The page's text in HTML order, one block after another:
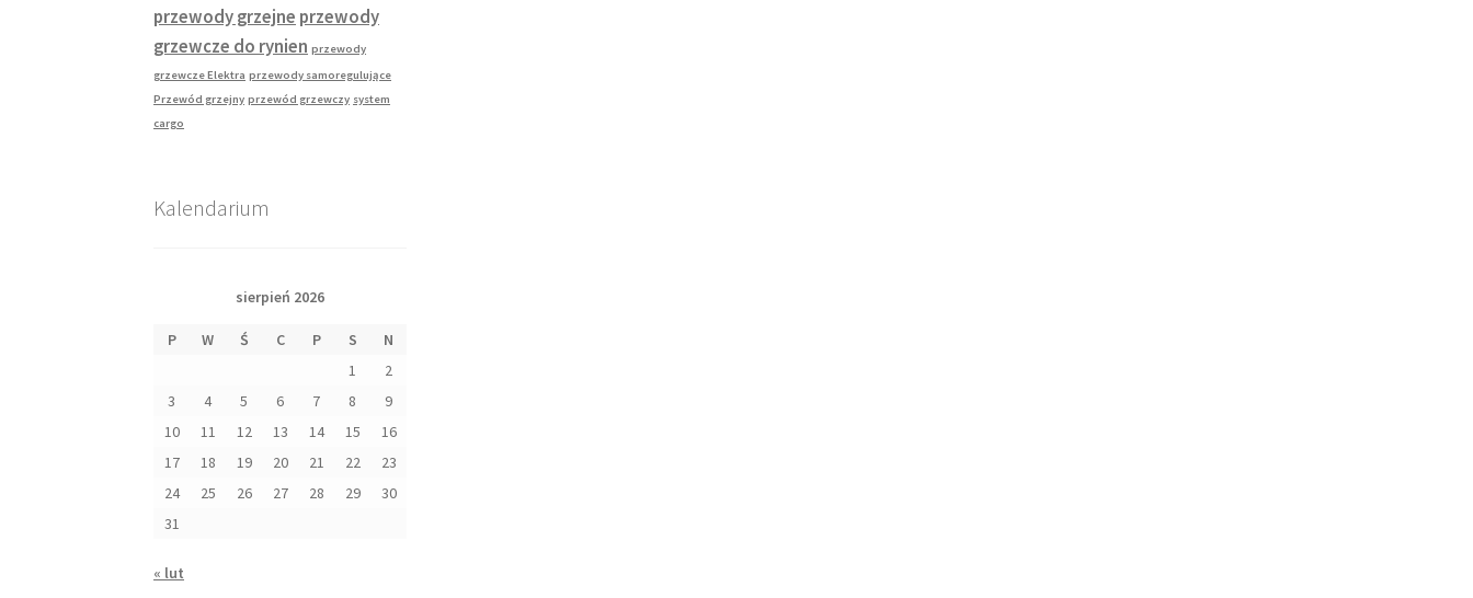
przewody grzejne przewody
grzewcze do rynien przewody
grzewcze Elektra przewody samoregulujące
Przewód grzejny przewód grzewczy system
cargo
Kalendarium
sierpień 2026
P W Ś C P S
N
1
2
3
4 5 6 7 8
9
10
11 12 13 14 15
16
17
18 19 20 21 22
23
24
25 26 27 28 29
30
31
« lut